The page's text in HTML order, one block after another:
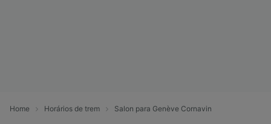
Home Horários de trem Salon para Genève Cornavin